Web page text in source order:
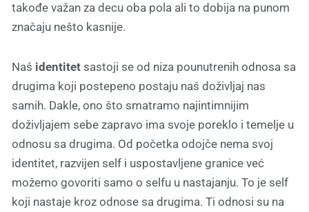
takođe važan za decu oba pola ali to dobija na punom
značaju nešto kasnije.
Naš identitet sastoji se od niza pounutrenih odnosa sa
drugima koji postepeno postaju naš doživljaj nas
samih. Dakle, ono što smatramo najintimnijim
doživljajem sebe zapravo ima svoje poreklo i temelje u
odnosu sa drugima. Od početka odojče nema svoj
identitet, razvijen self i uspostavljene granice već
možemo govoriti samo o selfu u nastajanju. To je self
koji nastaje kroz odnose sa drugima. Ti odnosi su na